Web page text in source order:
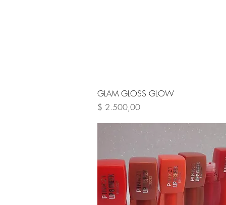
Vista rápida
GLAM GLOSS GLOW
Precio
$ 2.500,00